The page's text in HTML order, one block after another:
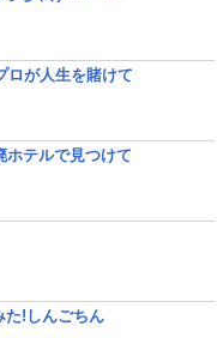
ロが人生を賭けて
ホテルで見つけて
た!しんごちん